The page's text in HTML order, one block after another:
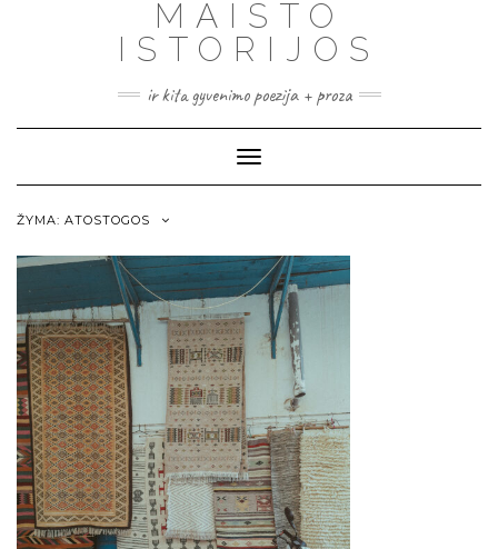
MAISTO
ISTORIJOS
ir kita gyvenimo poezija + proza
Toggle
Navigation
ŽYMA: ATOSTOGOS